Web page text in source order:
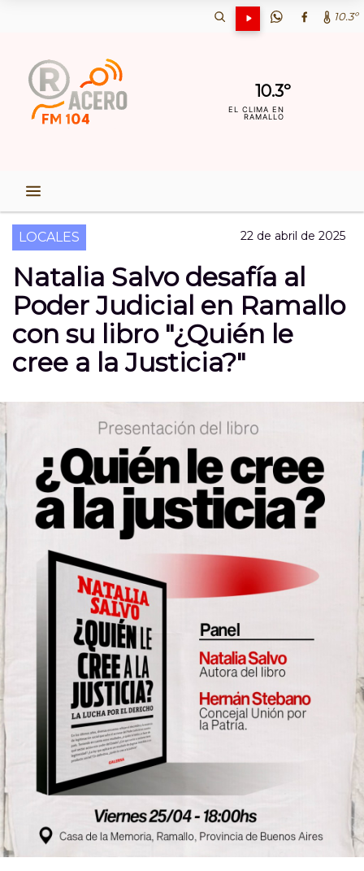
10.3º
10.3º
EL CLIMA EN
RAMALLO
LOCALES 22 de abril de 2025
Natalia Salvo desafía al
Poder Judicial en Ramallo
con su libro "¿Quién le
cree a la Justicia?"